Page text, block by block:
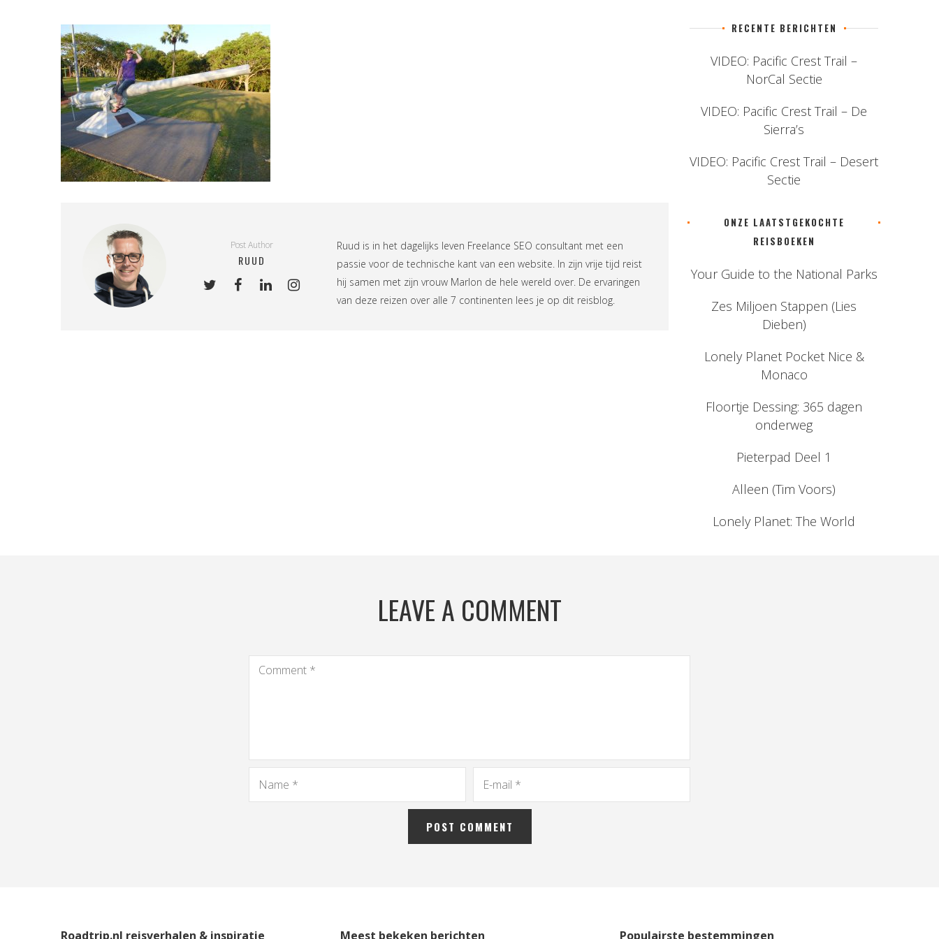
Post Author
RUUD
Ruud is in het dagelijks leven Freelance SEO consultant met een
passie voor de technische kant van een website. In zijn vrije tijd reist
hij samen met zijn vrouw Marlon de hele wereld over. De ervaringen
van deze reizen over alle 7 continenten lees je op dit reisblog.
RECENTE BERICHTEN
VIDEO: Pacific Crest Trail –
NorCal Sectie
VIDEO: Pacific Crest Trail – De
Sierra’s
VIDEO: Pacific Crest Trail – Desert
Sectie
ONZE LAATSTGEKOCHTE
REISBOEKEN
Your Guide to the National Parks
Zes Miljoen Stappen (Lies
Dieben)
Lonely Planet Pocket Nice &
Monaco
Floortje Dessing: 365 dagen
onderweg
Pieterpad Deel 1
Alleen (Tim Voors)
Lonely Planet: The World
LEAVE A COMMENT
Roadtrip.nl reisverhalen & inspiratie Meest bekeken berichten Populairste bestemmingen